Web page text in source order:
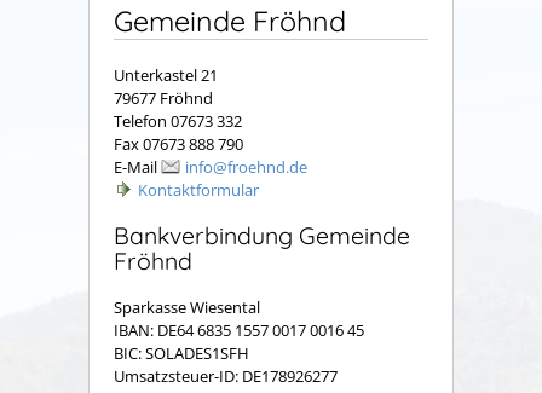
Gemeinde Fröhnd
Unterkastel 21
79677 Fröhnd
Telefon 07673 332
Fax 07673 888 790
E-Mail
info@froehnd.de
Kontaktformular
Bankverbindung Gemeinde
Fröhnd
Sparkasse Wiesental
IBAN: DE64 6835 1557 0017 0016 45
BIC: SOLADES1SFH
Umsatzsteuer-ID: DE178926277